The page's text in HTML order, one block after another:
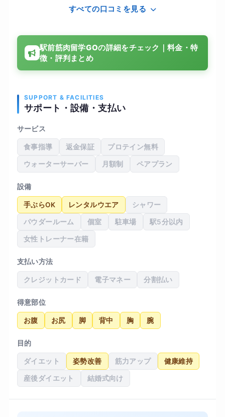
すべての口コミを見る
駅前筋肉留学GOの詳細をチェック｜料金・特
徴・評判まとめ
SUPPORT & FACILITIES
サポート・設備・支払い
サービス
食事指導 返金保証 プロテイン無料
ウォーターサーバー 月額制 ペアプラン
設備
手ぶらOK レンタルウエア シャワー
パウダールーム 個室 駐車場 駅5分以内
女性トレーナー在籍
支払い方法
クレジットカード 電子マネー 分割払い
得意部位
お腹 お尻 脚 背中 胸 腕
目的
ダイエット 姿勢改善 筋力アップ 健康維持
産後ダイエット 結婚式向け